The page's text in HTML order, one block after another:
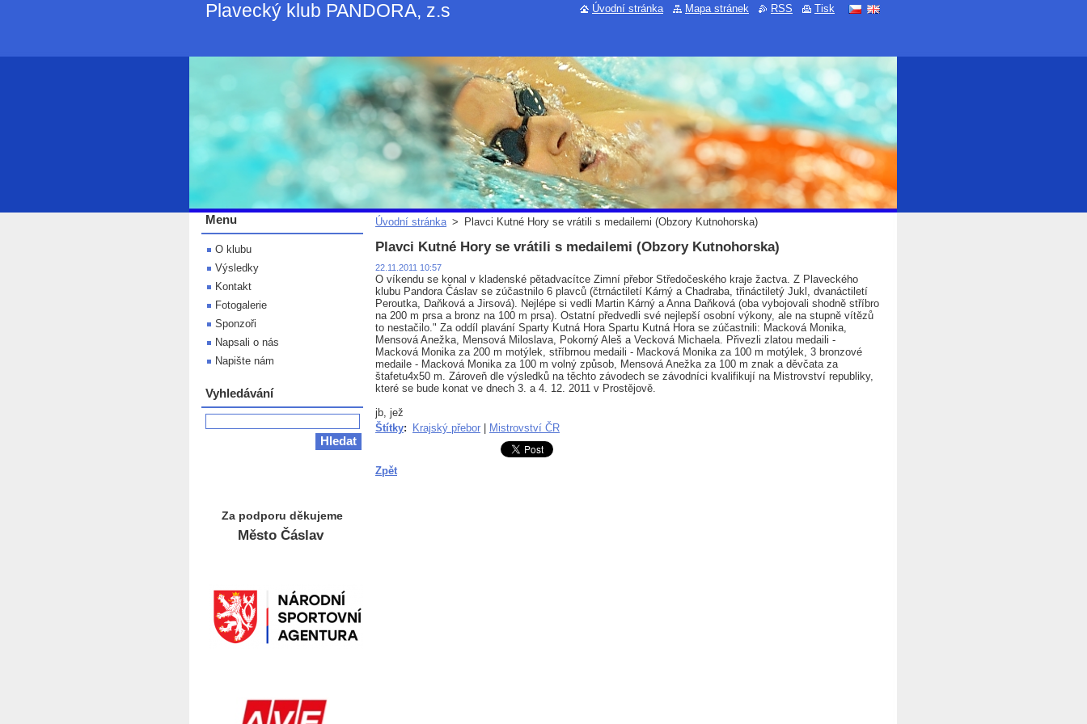
Plavecký klub PANDORA, z.s
Úvodní stránka > Plavci Kutné Hory se vrátili s medailemi (Obzory Kutnohorska)
Plavci Kutné Hory se vrátili s medailemi (Obzory Kutnohorska)
22.11.2011 10:57
O víkendu se konal v kladenské pětadvacítce Zimní přebor Středočeského kraje žactva. Z Plaveckého
klubu Pandora Čáslav se zúčastnilo 6 plavců (čtrnáctiletí Kárný a Chadraba, třináctiletý Jukl, dvanáctiletí
Peroutka, Daňková a Jirsová). Nejlépe si vedli Martin Kárný a Anna Daňková (oba vybojovali shodně stříbro
na 200 m prsa a bronz na 100 m prsa). Ostatní předvedli své nejlepší osobní výkony, ale na stupně vítězů
to nestačilo." Za oddíl plavání Sparty Kutná Hora Spartu Kutná Hora se zúčastnili: Macková Monika,
Mensová Anežka, Mensová Miloslava, Pokorný Aleš a Vecková Michaela. Přivezli zlatou medaili -
Macková Monika za 200 m motýlek, stříbrnou medaili - Macková Monika za 100 m motýlek, 3 bronzové
medaile - Macková Monika za 100 m volný způsob, Mensová Anežka za 100 m znak a děvčata za
štafetu4x50 m. Zároveň dle výsledků na těchto závodech se závodníci kvalifikují na Mistrovství republiky,
které se bude konat ve dnech 3. a 4. 12. 2011 v Prostějově.
jb, jež
Štítky: Krajský přebor Mistrovství ČR
Zpět
Menu
O klubu
Výsledky
Kontakt
Fotogalerie
Sponzoři
Napsali o nás
Napište nám
Vyhledávání
Za podporu děkujeme
Město Čáslav
Úvodní stránka Mapa stránek RSS Tisk